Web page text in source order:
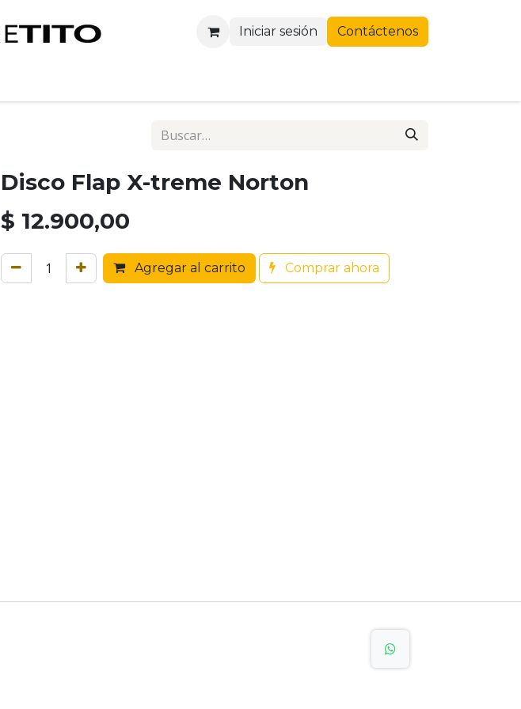
Iniciar sesión Contáctenos
Disco Flap X-treme Norton
$ 12.900,00
Agregar al carrito Comprar ahora